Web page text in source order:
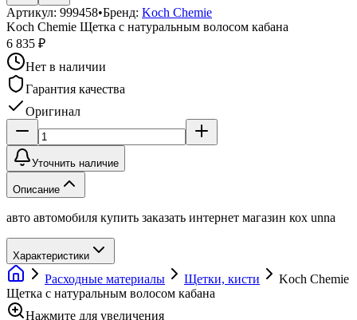
Артикул: 999458•Бренд: Koch Chemie
Koch Chemie Щетка с натуральным волосом кабана
6 835 ₽
Нет в наличии
Гарантия качества
Оригинал
Уточнить наличие
Описание
авто автомобиля купить заказать интернет магазин кох unna
Характеристики
Расходные материалы Щетки, кисти
Koch Chemie
Щетка с натуральным волосом кабана
Нажмите для увеличения